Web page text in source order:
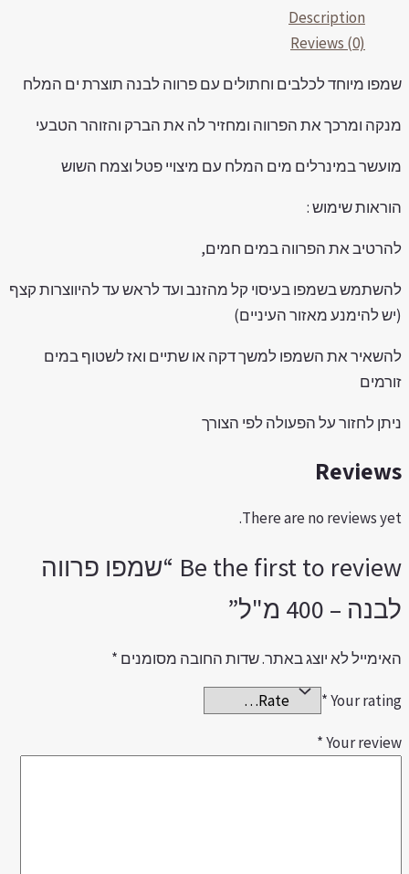
Description
Reviews (0)
מיוחד לכלבים וחתולים עם פרווה לבנה תוצרת ים המלח
ומרכך את הפרווה ומחזיר לה את הברק והזוהר הטבעי
במינרלים מים המלח עם מיצויי פטל וצמח השוש
שימוש :
את הפרווה במים חמים,
בשמפו בעיסוי קל מהזנב ועד לראש עד להיווצרות קצף
להימנע מאזור העיניים)
את השמפו למשך דקה או שתיים ואז לשטוף במים
לחזור על הפעולה לפי הצורך
There are no reviews
Be the first to review “שמפו פרווה
– 400 מ"ל”
לא יוצג באתר.שדות החובה מסומנים*
Your
*
Your
*